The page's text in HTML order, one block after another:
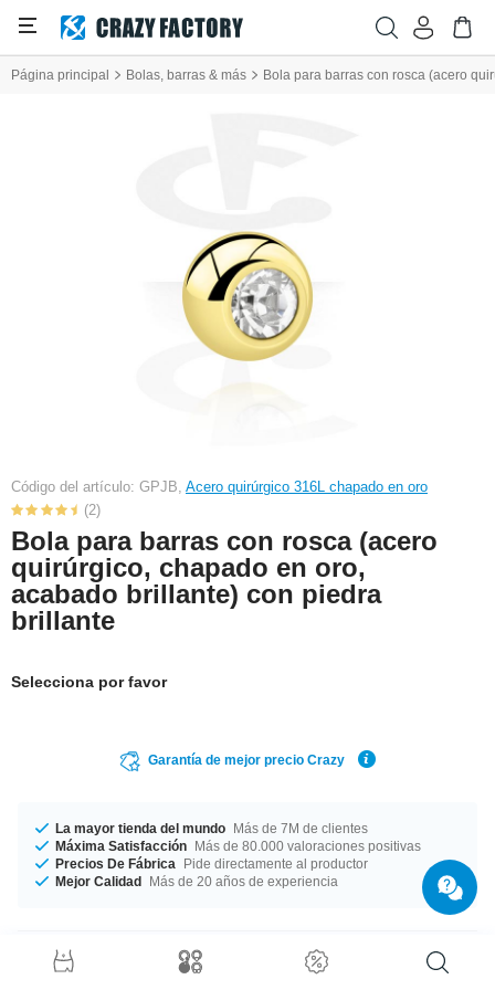
Página principal Bolas, barras & más Bola para barras con rosca (acero
Código del artículo: GPJB, Acero quirúrgico 316L chapado en oro
(2)
Bola para barras con rosca (acero
quirúrgico, chapado en oro,
acabado brillante) con piedra
brillante
Selecciona por favor
Garantía de mejor precio Crazy
La mayor tienda del mundo Más de 7M de clientes
Máxima Satisfacción Más de 80.000 valoraciones positivas
Precios De Fábrica
Pide directamente al productor
Mejor Calidad Más de 20 años de experiencia